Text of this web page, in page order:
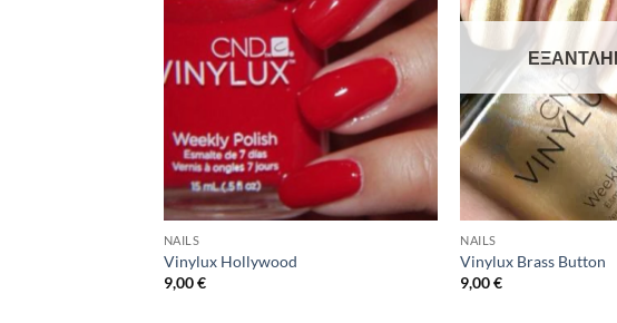
NAILS
Vinylux Hollywood
9,00€
NAILS
Vinylux Brass Button
9,00€